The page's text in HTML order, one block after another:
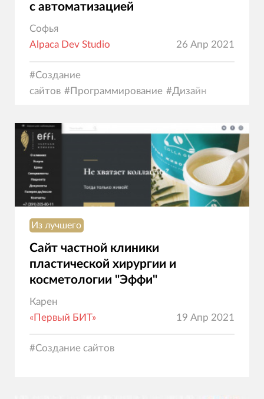
с автоматизацией
Софья
Alpaca Dev Studio
26 Апр 2021
#Создание
сайтов #Программирование #Дизайн
Из лучшего
Сайт частной клиники
пластической хирургии и
косметологии "Эффи"
Карен
«Первый БИТ»
19 Апр 2021
#Создание сайтов